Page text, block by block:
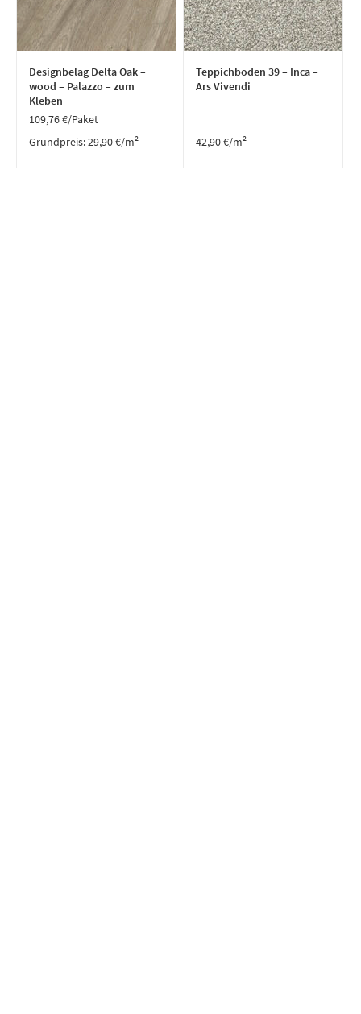
Designbelag Delta Oak –
wood – Palazzo – zum
Kleben
109,76€/Paket
Grundpreis:29,90€/m²
Teppichboden 39 – Inca –
Ars Vivendi
42,90€/m²